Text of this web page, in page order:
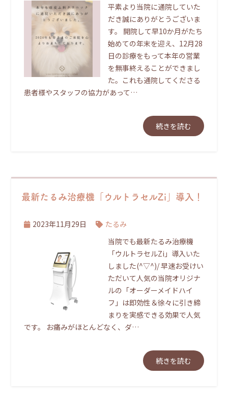
平素より当院に通院していた
だき誠にありがとうございま
す。 開院して早10か月がたち
始めての年末を迎え、12月28
日の診療をもって本年の営業
を無事終えることができまし
た。これも通院してくださる
患者様やスタッフの協力があって…
続きを読む
最新たるみ治療機「ウルトラセルZi」導入！
2023年11月29日
たるみ
当院でも最新たるみ治療機
「ウルトラセルZi」導入いた
しました(^▽^)/ 早速お受けい
ただいて人気の当院オリジナ
ルの「オーダーメイドハイ
フ」は即効性＆徐々に引き締
まりを実感できる効果で人気
です。 お痛みがほとんどなく、ダ…
続きを読む